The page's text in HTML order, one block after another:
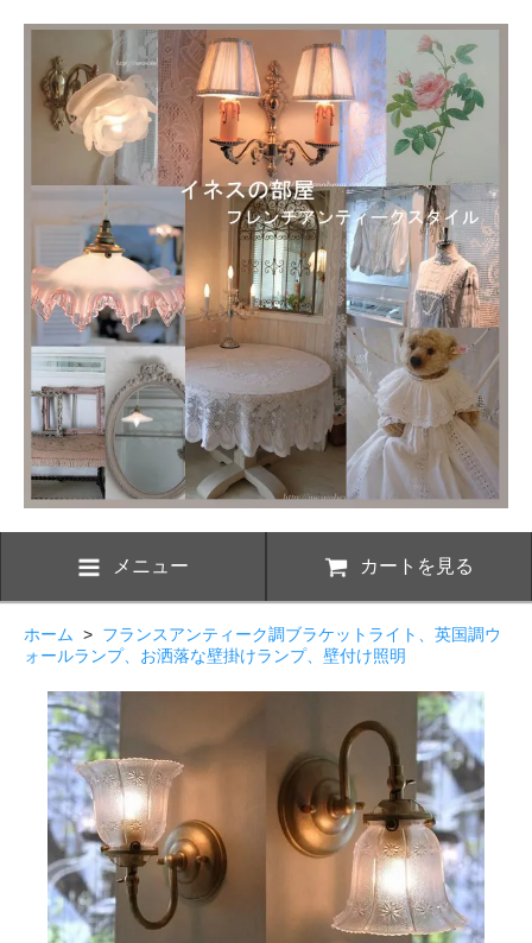
メニュー カートを見る
ホーム > フランスアンティーク調ブラケットライト、英国調ウ
ォールランプ、お洒落な壁掛けランプ、壁付け照明